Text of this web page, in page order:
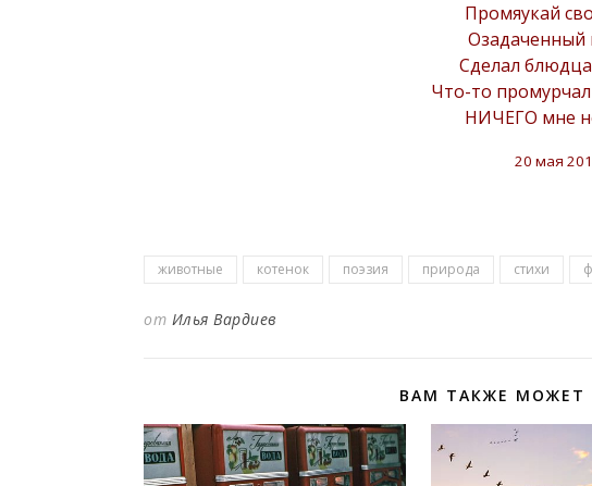
Промяукай
Озадаченный
Сделал
Что-то
НИЧЕГО мне
20 мая
животные котенок поэзия природа стихи
от Илья Вардиев
ВАМ ТАКЖЕ МОЖЕТ